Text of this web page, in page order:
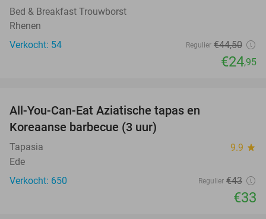
Bed & Breakfast Trouwborst
Rhenen
Verkocht: 54
Regulier €44,50
€24,95
All-You-Can-Eat Aziatische tapas en
Koreaanse barbecue (3 uur)
Tapasia 9.9 star
Ede
Verkocht: 650
Regulier €43
€33